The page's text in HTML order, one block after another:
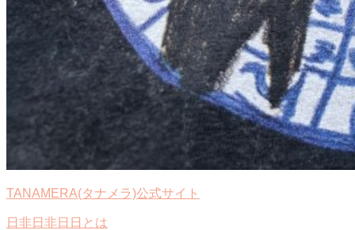
TANAMERA(タナメラ)公式サイト
日非日非日日とは